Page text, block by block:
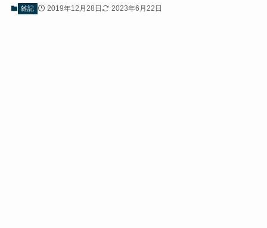
雑記 2019年12月28日 2023年6月22日